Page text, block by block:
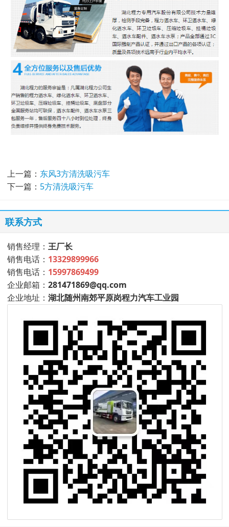
上一篇： 东风3方清洗吸污车
下一篇： 5方清洗吸污车
联系方式
销售经理： 王厂长
销售电话： 13329899966
销售电话： 15997869499
企业邮箱： 281471869@qq.com
企业地址： 湖北随州南郊平原岗程力汽车工业园